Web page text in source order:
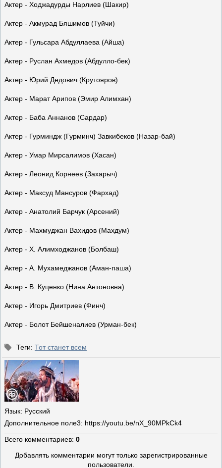
Актер - Ходжадурды Нарлиев (Шакир)
Актер - Акмурад Бяшимов (Туйчи)
Актер - Гульсара Абдуллаева (Айша)
Актер - Руслан Ахмедов (Абдулло-бек)
Актер - Юрий Дедович (Крутояров)
Актер - Марат Арипов (Эмир Алимхан)
Актер - Баба Аннанов (Сардар)
Актер - Гурминдж (Гурминч) Завкибеков (Назар-бай)
Актер - Умар Мирсалимов (Хасан)
Актер - Леонид Корнеев (Захарыч)
Актер - Максуд Мансуров (Фархад)
Актер - Анатолий Барчук (Арсений)
Актер - Махмуджан Вахидов (Махдум)
Актер - Х. Алимходжанов (Болбаш)
Актер - А. Мухамеджанов (Аман-паша)
Актер - В. Куценко (Нина Антоновна)
Актер - Игорь Дмитриев (Финч)
Актер - Болот Бейшеналиев (Урман-бек)
Теги: Тот станет всем
Язык: Русский
Дополнительное поле3: https://youtu.be/nX_90MPkCk4
Всего комментариев: 0
Добавлять комментарии могут только зарегистрированные
пользователи.